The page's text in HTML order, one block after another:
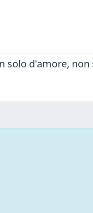
solo d'amore,